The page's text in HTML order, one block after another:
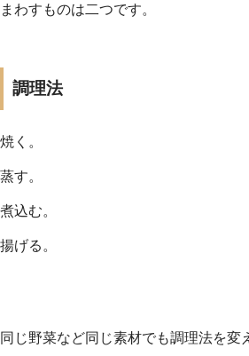
まわすものは二つです。
調理法
焼く。
蒸す。
煮込む。
揚げる。
同じ野菜など同じ素材でも調理法を変